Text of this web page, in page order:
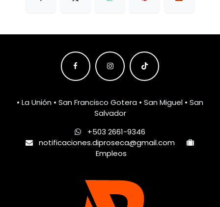
• La Unión • San Francisco Gotera • San Miguel • San
Salvador
+503 2661-9346
notificaciones.diproseca@gmail.com
Empleos